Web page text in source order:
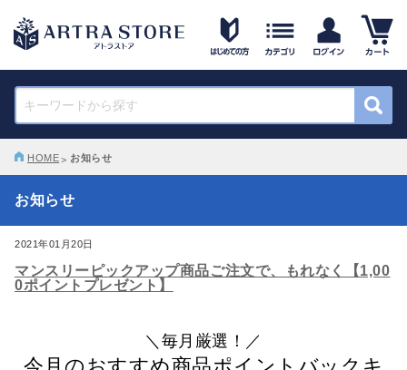
HOME お知らせ
お知らせ
2021年01月20日
マンスリーピックアップ商品ご注文で、もれなく【1,00
0ポイントプレゼント】
＼毎月厳選！／